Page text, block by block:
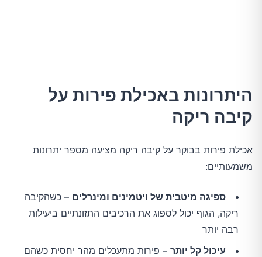
היתרונות באכילת פירות על
קיבה ריקה
משמעותיים:
ספיגה מיטבית של ויטמינים ומינרלים – כשהקיבה
ריקה, הגוף יכול לספוג את הרכיבים התזונתיים ביעילות
רבה יותר
עיכול קל יותר – פירות מתעכלים מהר יחסית כשהם